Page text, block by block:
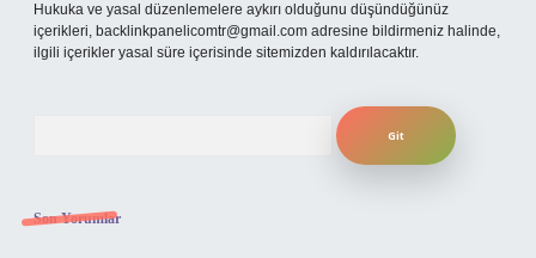
Hukuka ve yasal düzenlemelere aykırı olduğunu düşündüğünüz
içerikleri, backlinkpanelicomtr@gmail.com adresine bildirmeniz halinde,
ilgili içerikler yasal süre içerisinde sitemizden kaldırılacaktır.
Son Yorumlar